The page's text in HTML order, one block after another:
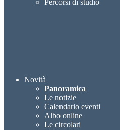
Percorsi di studio
Novità
Panoramica
Le notizie
Calendario eventi
Albo online
Le circolari